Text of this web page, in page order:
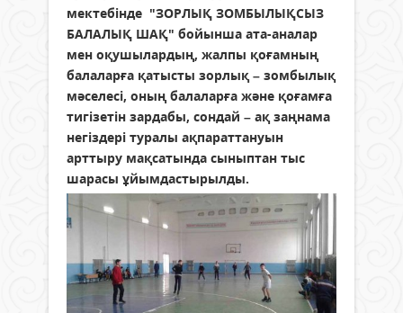
мектебінде "ЗОРЛЫҚ ЗОМБЫЛЫҚСЫЗ
БАЛАЛЫҚ ШАҚ" бойынша ата-аналар
мен оқушылардың, жалпы қоғамның
балаларға қатысты зорлық – зомбылық
мәселесі, оның балаларға және қоғамға
тигізетін зардабы, сондай – ақ заңнама
негіздері туралы ақпараттануын
арттыру мақсатында сыныптан тыс
шарасы ұйымдастырылды.